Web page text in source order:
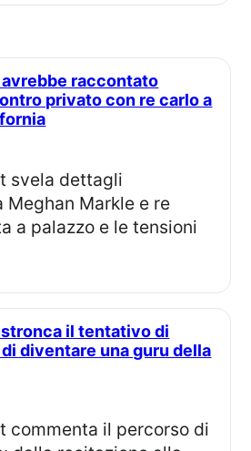
privato con re carlo a
Meghan Markle e re
a palazzo e le tensioni
diventare una guru della